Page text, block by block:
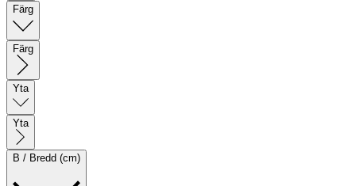
Färg
Färg
Yta
Yta
B / Bredd (cm)